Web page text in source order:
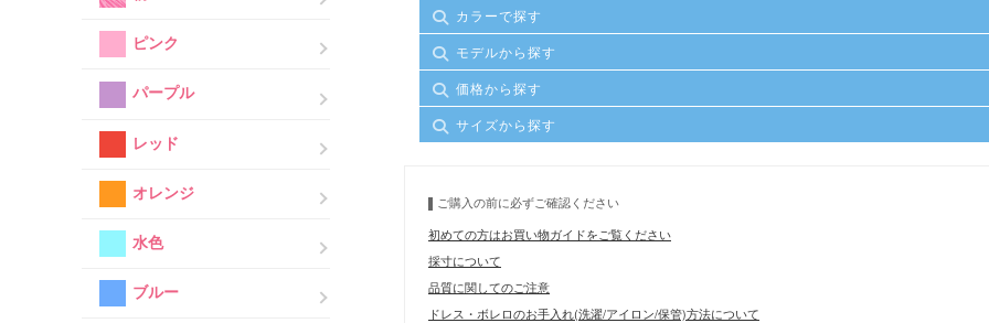
ピンク
パープル
レッド
オレンジ
水色
ブルー
カラーで探す
モデルから探す
価格から探す
サイズから探す
ご購入の前に必ずご確認ください
初めての方はお買い物ガイドをご覧ください
採寸について
品質に関してのご注意
ドレス・ボレロのお手入れ(洗濯/アイロン/保管)方法について